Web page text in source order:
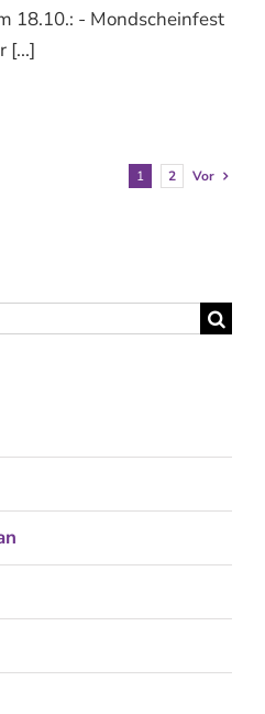
18.10.: - Mondscheinfest
[...]
1 2 Vor